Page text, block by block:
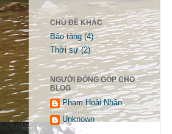
CHỦ ĐỀ KHÁC
Bảo tàng (4)
Thời sự (2)
NGƯỜI ĐÓNG GÓP CHO
BLOG
Phạm Hoài Nhân
Unknown